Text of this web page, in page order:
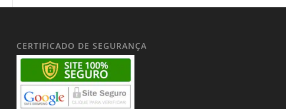
CERTIFICADO DE SEGURANÇA